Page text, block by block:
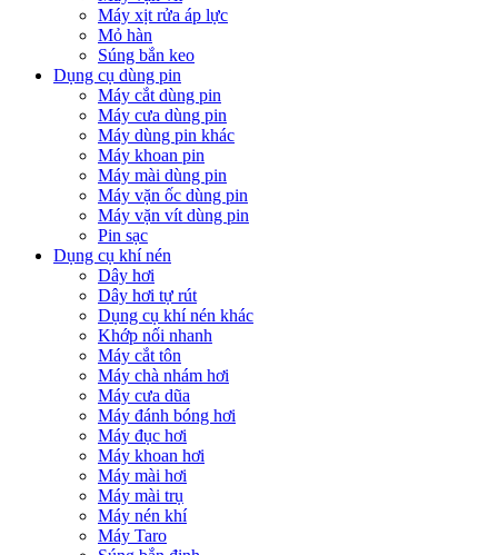
Máy xịt rửa áp lực
Mỏ hàn
Súng bắn keo
Dụng cụ dùng pin
Máy cắt dùng pin
Máy cưa dùng pin
Máy dùng pin khác
Máy khoan pin
Máy mài dùng pin
Máy vặn ốc dùng pin
Máy vặn vít dùng pin
Pin sạc
Dụng cụ khí nén
Dây hơi
Dây hơi tự rút
Dụng cụ khí nén khác
Khớp nối nhanh
Máy cắt tôn
Máy chà nhám hơi
Máy cưa dũa
Máy đánh bóng hơi
Máy đục hơi
Máy khoan hơi
Máy mài hơi
Máy mài trụ
Máy nén khí
Máy Taro